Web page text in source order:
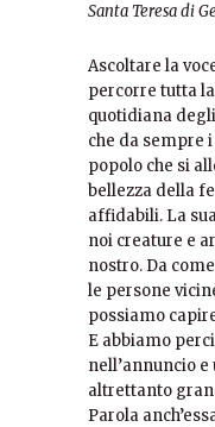
Santa Teresa di
Ascoltare la
percorre tutta
quotidiana
che da sempre
popolo che si
bellezza della
affidabili. La
noi creature e
nostro. Da
le persone
possiamo
E abbiamo
nell’annuncio
altrettanto
Parola